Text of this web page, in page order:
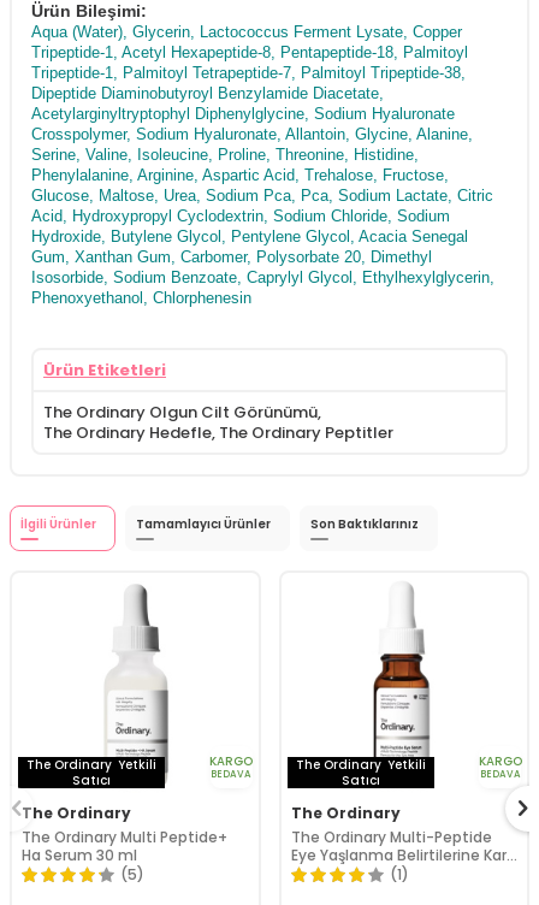
Ürün Bileşimi:
Aqua (Water), Glycerin, Lactococcus Ferment Lysate, Copper
Tripeptide-1, Acetyl Hexapeptide-8, Pentapeptide-18, Palmitoyl
Tripeptide-1, Palmitoyl Tetrapeptide-7, Palmitoyl Tripeptide-38,
Dipeptide Diaminobutyroyl Benzylamide Diacetate,
Acetylarginyltryptophyl Diphenylglycine, Sodium Hyaluronate
Crosspolymer, Sodium Hyaluronate, Allantoin, Glycine, Alanine,
Serine, Valine, Isoleucine, Proline, Threonine, Histidine,
Phenylalanine, Arginine, Aspartic Acid, Trehalose, Fructose,
Glucose, Maltose, Urea, Sodium Pca, Pca, Sodium Lactate, Citric
Acid, Hydroxypropyl Cyclodextrin, Sodium Chloride, Sodium
Hydroxide, Butylene Glycol, Pentylene Glycol, Acacia Senegal
Gum, Xanthan Gum, Carbomer, Polysorbate 20, Dimethyl
Isosorbide, Sodium Benzoate, Caprylyl Glycol, Ethylhexylglycerin,
Phenoxyethanol, Chlorphenesin
Ürün Etiketleri
The Ordinary Olgun Cilt Görünümü,
The Ordinary Hedefle, The Ordinary Peptitler
İlgili Ürünler Tamamlayıcı Ürünler Son Baktıklarınız
The Ordinary Yetkili
Satıcı
KARGO
BEDAVA
The Ordinary
The Ordinary Multi Peptide+
Ha Serum 30 ml
(5)
The Ordinary Yetkili
Satıcı
KARGO
BEDAVA
The Ordinary
The Ordinary Multi-Peptide
Eye Yaşlanma Belirtilerine Karşı
Göz Çevresi Serumu 15 ml
(1)